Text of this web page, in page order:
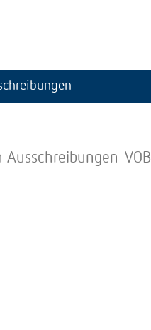
VOB